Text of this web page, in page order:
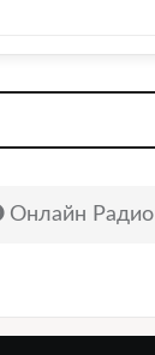
Онлайн Радио